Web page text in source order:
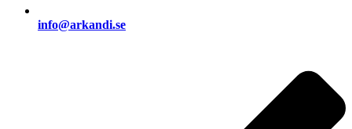
info@arkandi.se